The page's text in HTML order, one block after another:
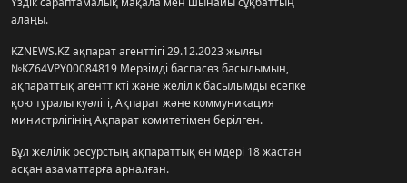
алаңы.
KZNEWS.KZ ақпарат агенттігі 29.12.2023 жылғы
№KZ64VPY00084819 Мерзімді баспасөз басылымын,
ақпараттық агенттікті және желілік басылымды есепке
қою туралы куәлігі, Ақпарат және коммуникация
министрлігінің Ақпарат комитетімен берілген.
Бұл желілік ресурстың ақпараттық өнімдері 18 жастан
асқан азаматтарға арналған.